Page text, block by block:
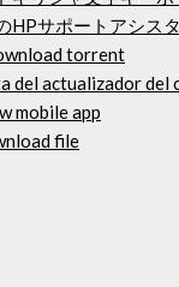
HPサポートアシス
torrent
del actualizador del
mobile app
file